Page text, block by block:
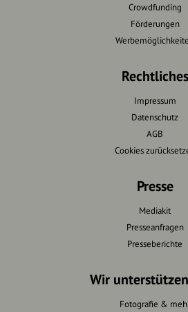
Crowdfunding
Förderungen
Rechtliches
Impressum
Datenschutz
AGB
Cookies
Presse
Mediakit
Presseanfragen
Presseberichte
Wir
Fotografie &